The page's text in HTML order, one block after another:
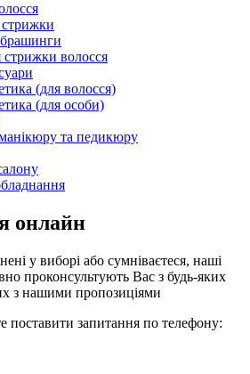
брашинги
волосся
(для волосся)
(для особи)
та педикюру
онлайн
у виборі або сумніваєтеся, наші
проконсультують Вас з будь-яких
з нашими пропозиціями
поставити запитання по телефону: